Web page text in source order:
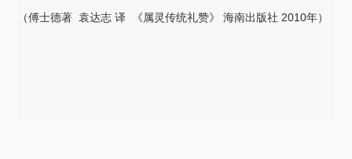
（傅士德著 袁达志 译 《属灵传统礼赞》 海南出版社 2010年）